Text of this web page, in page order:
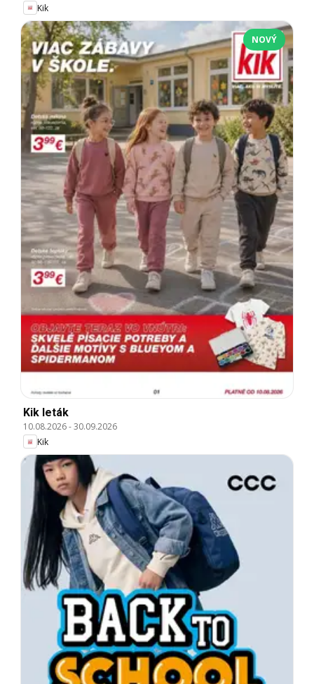
Kik
NOVÝ
Kik leták
10.08.2026-30.09.2026
Kik